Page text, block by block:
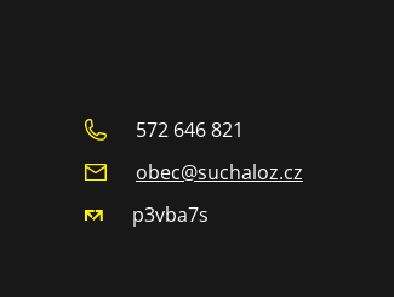
572 646 821
obec@suchaloz.cz
p3vba7s